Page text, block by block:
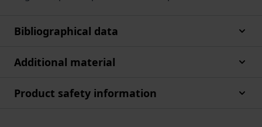
Bibliographical data
Additional material
Product safety information